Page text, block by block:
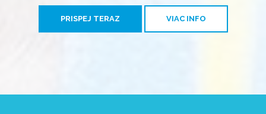
PRISPEJ TERAZ VIAC INFO